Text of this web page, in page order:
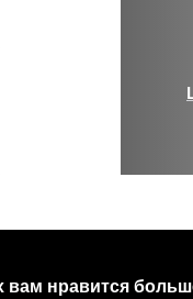
вам нравится